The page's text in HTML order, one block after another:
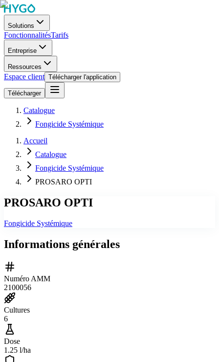
Solutions
FonctionnalitésTarifs
Entreprise
Ressources
Espace client Télécharger l'application
Télécharger
Catalogue
Fongicide Systémique
Accueil
Catalogue
Fongicide Systémique
PROSARO OPTI
PROSARO OPTI
Fongicide Systémique
Informations générales
Numéro AMM
2100056
Cultures
6
Dose
1.25 l/ha